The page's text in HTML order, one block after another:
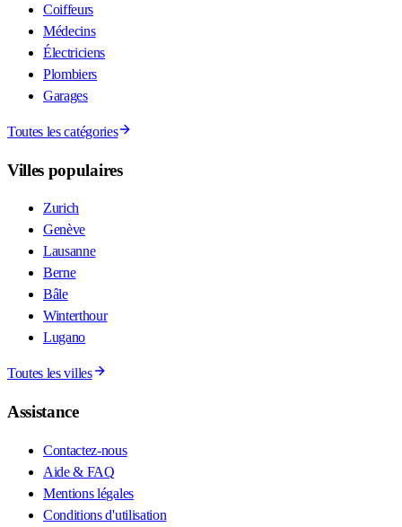
Coiffeurs
Médecins
Électriciens
Plombiers
Garages
Toutes les catégories
Villes populaires
Zurich
Genève
Lausanne
Berne
Bâle
Winterthour
Lugano
Toutes les villes
Assistance
Contactez-nous
Aide & FAQ
Mentions légales
Conditions d'utilisation